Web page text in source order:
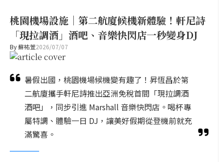
桃園機場設施｜第二航廈候機新體驗！軒尼詩
「現拉調酒」酒吧、音樂快閃店一秒變身DJ
By蘇祐萱2026/07/07
暑假出國，桃園機場候機變有趣了！昇恆昌於第
二航廈攜手軒尼詩推出亞洲免稅首間「現拉調酒
酒吧」，同步引進 Marshall 音樂快閃店。喝杯專
屬特調、體驗一日 DJ，讓美好假期從登機前就充
滿驚喜。